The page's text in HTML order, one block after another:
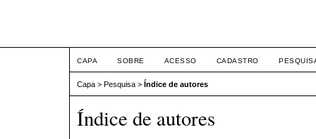
CAPA SOBRE ACESSO CADASTRO
Capa > Pesquisa > Índice de autores
Índice de autores